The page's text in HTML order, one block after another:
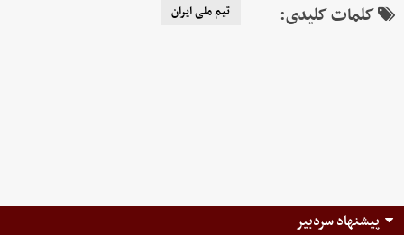
کلمات کلیدی: تیم ملی ایران
پیشنهاد سردبیر